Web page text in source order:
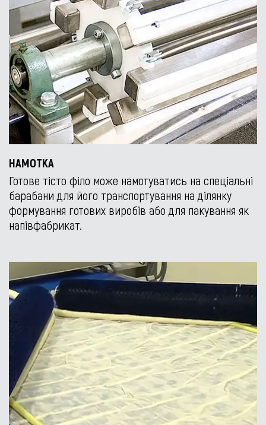
НАМОТКА
Готове тісто філо може намотуватись на спеціальні
барабани для його транспортування на ділянку
формування готових виробів або для пакування як
напівфабрикат.